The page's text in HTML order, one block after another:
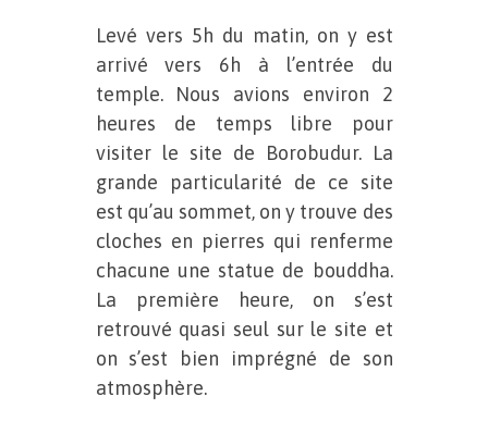
Levé vers 5h du matin, on y est
arrivé vers 6h à l’entrée du
temple. Nous avions environ 2
heures de temps libre pour
visiter le site de Borobudur. La
grande particularité de ce site
est qu’au sommet, on y trouve des
cloches en pierres qui renferme
chacune une statue de bouddha.
La première heure, on s’est
retrouvé quasi seul sur le site et
on s’est bien imprégné de son
atmosphère.